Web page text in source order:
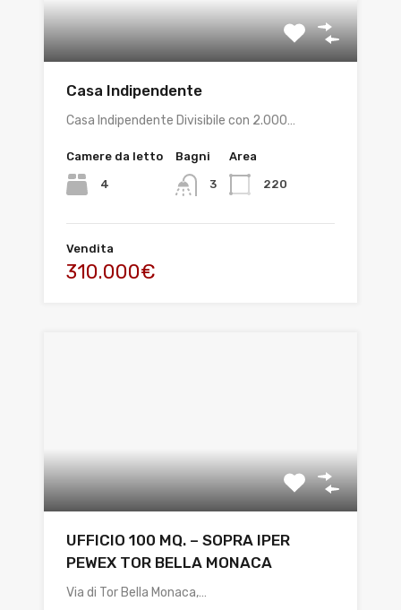
Casa Indipendente
Casa Indipendente Divisibile con 2.000…
Camere da letto
4
Bagni
3
Area
220
Vendita
310.000€
UFFICIO 100 MQ. – SOPRA IPER
PEWEX TOR BELLA MONACA
Via di Tor Bella Monaca,…